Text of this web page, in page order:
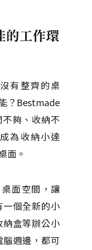
的工作環
有整齊的桌
？Bestmade
夠、收納不
為收納小達
面。
面空間，讓
個全新的小
盒等辦公小
週邊，都可